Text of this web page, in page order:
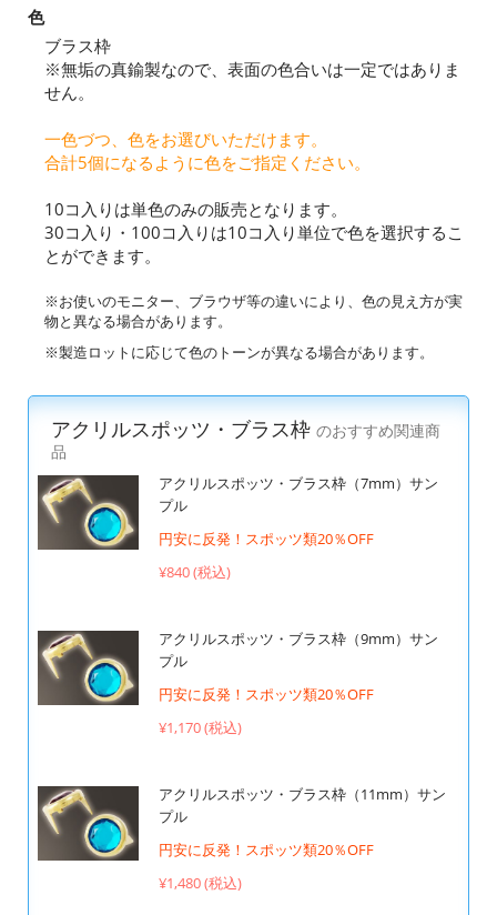
色
ブラス枠
※無垢の真鍮製なので、表面の色合いは一定ではありま
せん。
一色づつ、色をお選びいただけます。
合計5個になるように色をご指定ください。
10コ入りは単色のみの販売となります。
30コ入り・100コ入りは10コ入り単位で色を選択するこ
とができます。
※お使いのモニター、ブラウザ等の違いにより、色の見え方が実
物と異なる場合があります。
※製造ロットに応じて色のトーンが異なる場合があります。
アクリルスポッツ・ブラス枠 のおすすめ関連商
品
アクリルスポッツ・ブラス枠（7mm）サン
プル
円安に反発！スポッツ類20％OFF
¥840 (税込)
アクリルスポッツ・ブラス枠（9mm）サン
プル
円安に反発！スポッツ類20％OFF
¥1,170 (税込)
アクリルスポッツ・ブラス枠（11mm）サン
プル
円安に反発！スポッツ類20％OFF
¥1,480 (税込)